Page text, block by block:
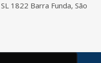
1822 Barra Funda, São